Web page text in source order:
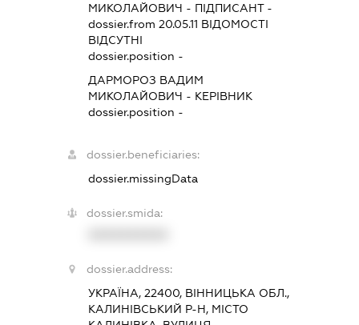
МИКОЛАЙОВИЧ - ПІДПИСАНТ-
dossier.from 20.05.11 ВІДОМОСТІ
ВІДСУТНІ
dossier.position -
ДАРМОРОЗ ВАДИМ
МИКОЛАЙОВИЧ - КЕРІВНИК
dossier.position -
dossier.beneficiaries:
dossier.missingData
dossier.smida:
dossier.address:
УКРАЇНА, 22400, ВІННИЦЬКА ОБЛ.,
КАЛИНІВСЬКИЙ Р-Н, МІСТО